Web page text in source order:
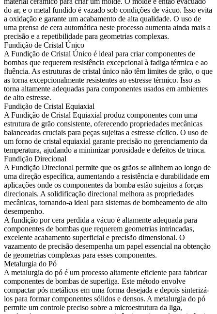
do ar, e o metal fundido é vazado sob condições de vácuo. Isso evita
a oxidação e garante um acabamento de alta qualidade. O uso de
uma prensa de cera automática neste processo aumenta ainda mais a
precisão e a repetibilidade para geometrias complexas.
Fundição de Cristal Único
A Fundição de Cristal Único é ideal para criar componentes de
bombas que requerem resistência excepcional à fadiga térmica e ao
fluência. As estruturas de cristal único não têm limites de grão, o que
as torna excepcionalmente resistentes ao estresse térmico. Isso as
torna altamente adequadas para componentes usados em ambientes
de alto estresse.
Fundição de Cristal Equiaxial
A Fundição de Cristal Equiaxial produz componentes com uma
estrutura de grão consistente, oferecendo propriedades mecânicas
balanceadas cruciais para peças sujeitas a estresse cíclico. O uso de
um forno de cristal equiaxial garante precisão no gerenciamento da
temperatura, ajudando a minimizar porosidade e defeitos de trinca.
Fundição Direcional
A Fundição Direcional permite que os grãos se alinhem ao longo de
uma direção específica, aumentando a resistência e durabilidade em
aplicações onde os componentes da bomba estão sujeitos a forças
direcionais. A solidificação direcional melhora as propriedades
mecânicas, tornando-a ideal para sistemas de bombeamento de alto
desempenho.
A fundição por cera perdida a vácuo é altamente adequada para
componentes de bombas que requerem geometrias intrincadas,
excelente acabamento superficial e precisão dimensional. O
vazamento de precisão desempenha um papel essencial na obtenção
de geometrias complexas para esses componentes.
Metalurgia do Pó
A metalurgia do pó é um processo altamente eficiente para fabricar
componentes de bombas de superliga. Este método envolve
compactar pós metálicos em uma forma desejada e depois sinterizá-
los para formar componentes sólidos e densos. A metalurgia do pó
permite um controle preciso sobre a microestrutura da liga,